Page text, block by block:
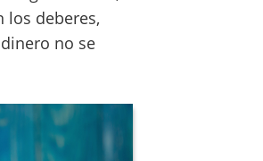
los deberes,
no se